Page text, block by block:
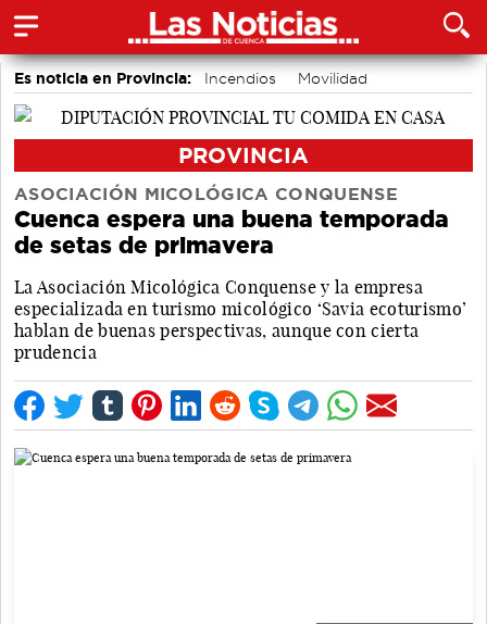
Es noticia en Provincia: Incendios Movilidad
PROVINCIA
ASOCIACIÓN MICOLÓGICA CONQUENSE
Cuenca espera una buena temporada
de setas de primavera
La Asociación Micológica Conquense y la empresa
especializada en turismo micológico ‘Savia ecoturismo’
hablan de buenas perspectivas, aunque con cierta
prudencia